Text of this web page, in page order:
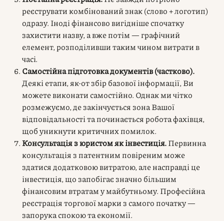
реєструвати комбінований знак (слово + логотип)
одразу. Іноді фінансово вигідніше спочатку
захистити назву, а вже потім — графічний
елемент, розподіливши таким чином витрати в
часі.
Самостійна підготовка документів (частково).
Деякі етапи, як-от збір базової інформації, Ви
можете виконати самостійно. Однак ми чітко
розмежуємо, де закінчується зона Вашої
відповідальності та починається робота фахівця,
щоб уникнути критичних помилок.
Консультація з юристом як інвестиція.Первинна
консультація з патентним повіреним може
здатися додатковою витратою, але насправді це
інвестиція, що запобігає значно більшим
фінансовим втратам у майбутньому. Професійна
реєстрація торгової марки з самого початку —
запорука спокою та економії.